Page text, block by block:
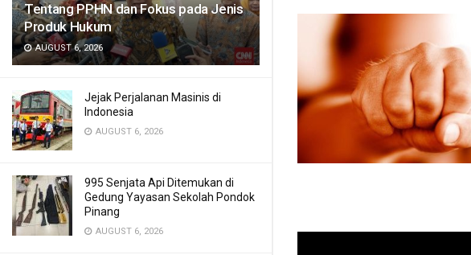
Tentang PPHN dan Fokus pada Jenis
Produk Hukum
AUGUST 6, 2026
Jejak Perjalanan Masinis di
Indonesia
AUGUST 6, 2026
995 Senjata Api Ditemukan di
Gedung Yayasan Sekolah Pondok
Pinang
AUGUST 6, 2026